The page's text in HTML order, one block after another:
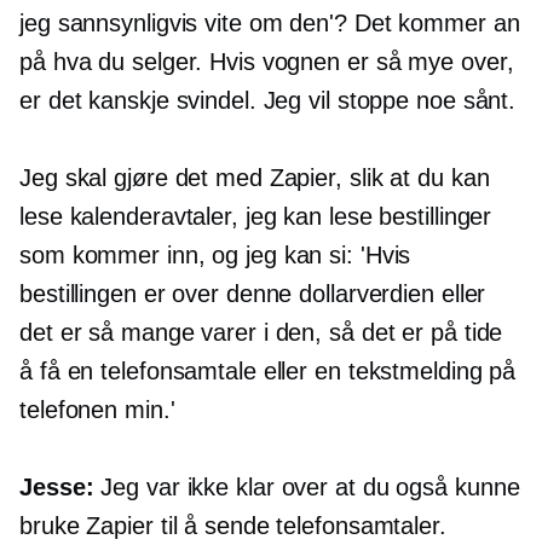
jeg sannsynligvis vite om den'? Det kommer an
på hva du selger. Hvis vognen er så mye over,
er det kanskje svindel. Jeg vil stoppe noe sånt.
Jeg skal gjøre det med Zapier, slik at du kan
lese kalenderavtaler, jeg kan lese bestillinger
som kommer inn, og jeg kan si: 'Hvis
bestillingen er over denne dollarverdien eller
det er så mange varer i den, så det er på tide
å få en telefonsamtale eller en tekstmelding på
telefonen min.'
Jesse: Jeg var ikke klar over at du også kunne
bruke Zapier til å sende telefonsamtaler.